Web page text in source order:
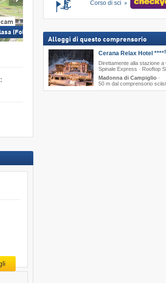
(Folgarida Marilleva) Nube d'Oro
Corso di sci
Alloggi di questo comprensorio
Cerana Relax Hotel ****
Direttamente alla stazione a
Spinale Express · Rooftop
Madonna di Campiglio·
50 m dal comprensorio